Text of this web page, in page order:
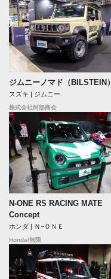
ジムニーノマド（BILSTEIN）
スズキ | ジムニー
株式会社阿部商会
N-ONE RS RACING MATE
Concept
ホンダ | Ｎ−ＯＮＥ
Honda/無限